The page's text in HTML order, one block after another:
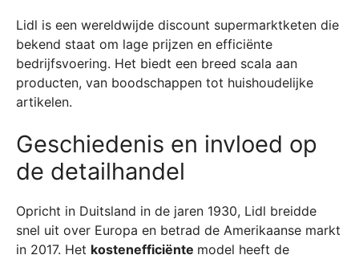
Lidl is een wereldwijde discount supermarktketen die
bekend staat om lage prijzen en efficiënte
bedrijfsvoering. Het biedt een breed scala aan
producten, van boodschappen tot huishoudelijke
artikelen.
Geschiedenis en invloed op
de detailhandel
Opricht in Duitsland in de jaren 1930, Lidl breidde
snel uit over Europa en betrad de Amerikaanse markt
in 2017. Het kostenefficiënte model heeft de